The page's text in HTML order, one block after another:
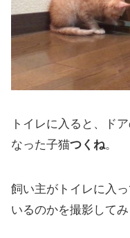
トイレに入ると、ド
なった子猫つくね。
飼い主がトイレに入
いるのかを撮影してみ